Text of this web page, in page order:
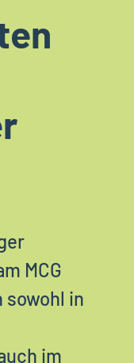
MCG
sowohl in
im